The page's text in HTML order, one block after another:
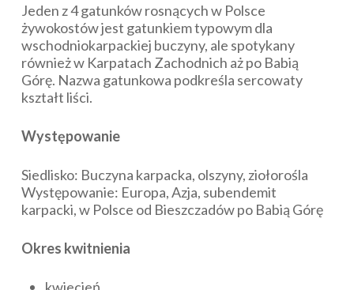
Jeden z 4 gatunków rosnących w Polsce
żywokostów jest gatunkiem typowym dla
wschodniokarpackiej buczyny, ale spotykany
również w Karpatach Zachodnich aż po Babią
Górę. Nazwa gatunkowa podkreśla sercowaty
kształt liści.
Występowanie
Siedlisko: Buczyna karpacka, olszyny, ziołorośla
Występowanie: Europa, Azja, subendemit
karpacki, w Polsce od Bieszczadów po Babią Górę
Okres kwitnienia